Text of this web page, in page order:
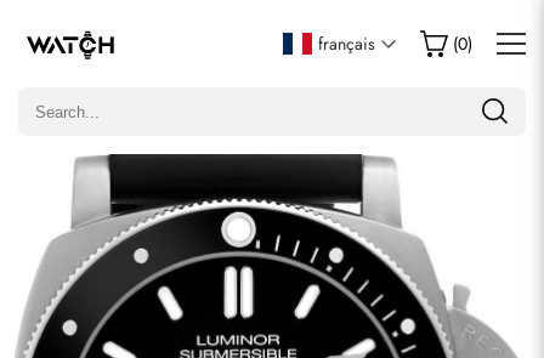
français (0)
Écrire un commentaire
Seuls les clients ayant acheté cet article sont autorisés à
Évaluation
Email